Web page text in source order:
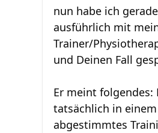
nun habe ich
ausführlich mit
Trainer/
und Deinen Fall
Er meint folgendes:
tatsächlich in
abgestimmtes